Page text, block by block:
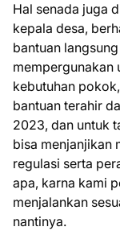
Hal senada juga
kepala desa,
bantuan
mempergunakan
kebutuhan
bantuan terahir
2023, dan untuk
bisa menjanjikan
regulasi serta
apa, karna kami
menjalankan
nantinya.